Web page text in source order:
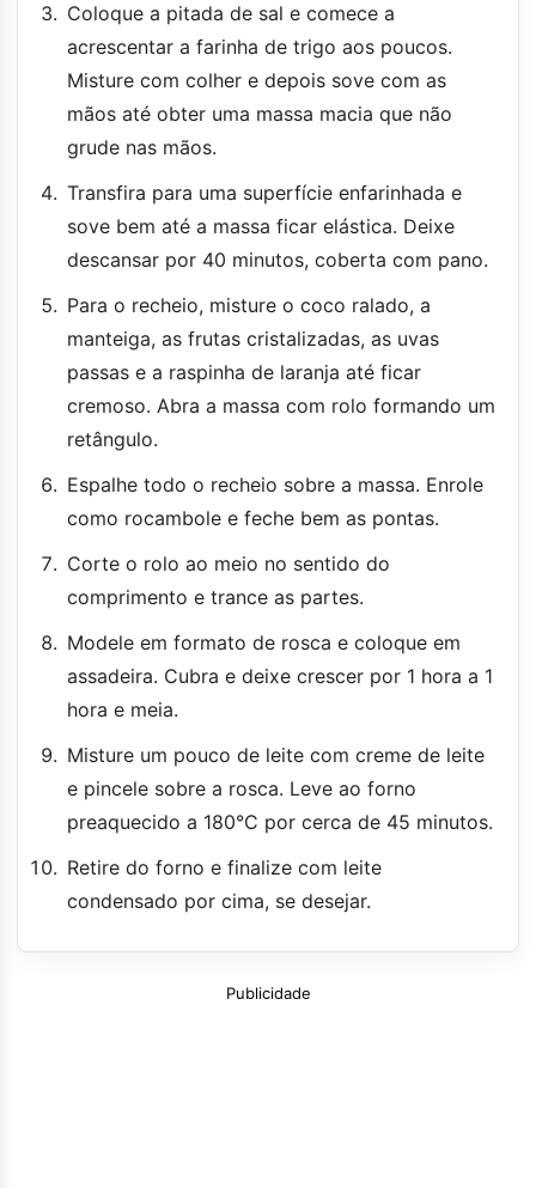
Coloque a pitada de sal e comece a
acrescentar a farinha de trigo aos poucos.
Misture com colher e depois sove com as
mãos até obter uma massa macia que não
grude nas mãos.
Transfira para uma superfície enfarinhada e
sove bem até a massa ficar elástica. Deixe
descansar por 40 minutos, coberta com pano.
Para o recheio, misture o coco ralado, a
manteiga, as frutas cristalizadas, as uvas
passas e a raspinha de laranja até ficar
cremoso. Abra a massa com rolo formando um
retângulo.
Espalhe todo o recheio sobre a massa. Enrole
como rocambole e feche bem as pontas.
Corte o rolo ao meio no sentido do
comprimento e trance as partes.
Modele em formato de rosca e coloque em
assadeira. Cubra e deixe crescer por 1 hora a 1
hora e meia.
Misture um pouco de leite com creme de leite
e pincele sobre a rosca. Leve ao forno
preaquecido a 180°C por cerca de 45 minutos.
Retire do forno e finalize com leite
condensado por cima, se desejar.
Publicidade